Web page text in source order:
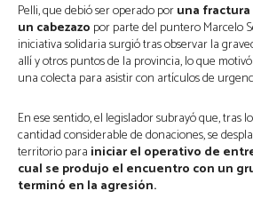
Pelli, que debió ser operado poruna
un cabezazo por parte del puntero Marcelo
iniciativa solidaria surgió tras observar la
allí y otros puntos de la provincia, lo que
una colecta para asistir con artículos de
En ese sentido, el legislador subrayó que, tras
cantidad considerable de donaciones, se
territorio para iniciar el operativo de
cual se produjo el encuentro con un
terminó en la agresión.